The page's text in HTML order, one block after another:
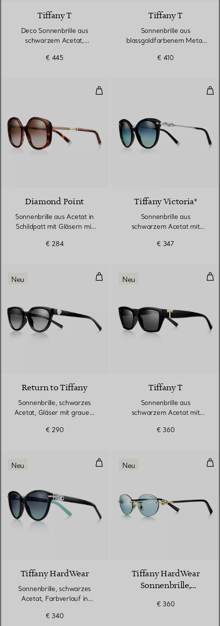
Tiffany T
Deco Sonnenbrille aus
schwarzem Acetat,
grauen Gläsern
€ 445
Tiffany T
Sonnenbrille aus
blassgoldfarbenem Metall
Farbverlauf
€ 410
Sonnenbrille aus Acetat in
Diamond Point
Sonnenbrille aus Acetat in
Schildpatt mit Gläsern mit
€ 284
Tiffany Victoria®
Sonnenbrille aus
schwarzem Acetat mit
Tiffany Blue®
€ 347
Sonnenbrille, schwarzes
Neu
Return to Tiffany
Sonnenbrille, schwarzes
Acetat, Gläser mit grauem
€ 290
Neu
Tiffany T
Sonnenbrille aus
schwarzem Acetat mit
€ 360
Sonnenbrille, schwarzes
Neu
Tiffany HardWear
Sonnenbrille, schwarzes
Acetat, Farbverlauf in
€ 340
Neu
Tiffany HardWear
Sonnenbrille,
Metall, Gläser in
€ 360